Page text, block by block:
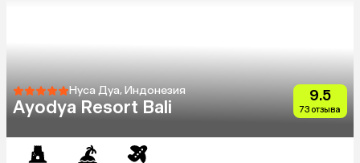
Нуса Дуа, Индонезия
Ayodya Resort Bali
9.5
73 отзыва